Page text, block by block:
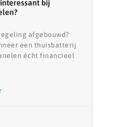
bij
afgebouwd?
een thuisbatterij
écht financieel